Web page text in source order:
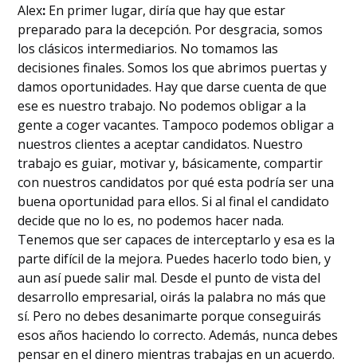
‍Alex: En primer lugar, diría que hay que estar
preparado para la decepción. Por desgracia, somos
los clásicos intermediarios. No tomamos las
decisiones finales. Somos los que abrimos puertas y
damos oportunidades. Hay que darse cuenta de que
ese es nuestro trabajo. No podemos obligar a la
gente a coger vacantes. Tampoco podemos obligar a
nuestros clientes a aceptar candidatos. Nuestro
trabajo es guiar, motivar y, básicamente, compartir
con nuestros candidatos por qué esta podría ser una
buena oportunidad para ellos. Si al final el candidato
decide que no lo es, no podemos hacer nada.
Tenemos que ser capaces de interceptarlo y esa es la
parte difícil de la mejora. Puedes hacerlo todo bien, y
aun así puede salir mal. Desde el punto de vista del
desarrollo empresarial, oirás la palabra no más que
sí. Pero no debes desanimarte porque conseguirás
esos años haciendo lo correcto. Además, nunca debes
pensar en el dinero mientras trabajas en un acuerdo.